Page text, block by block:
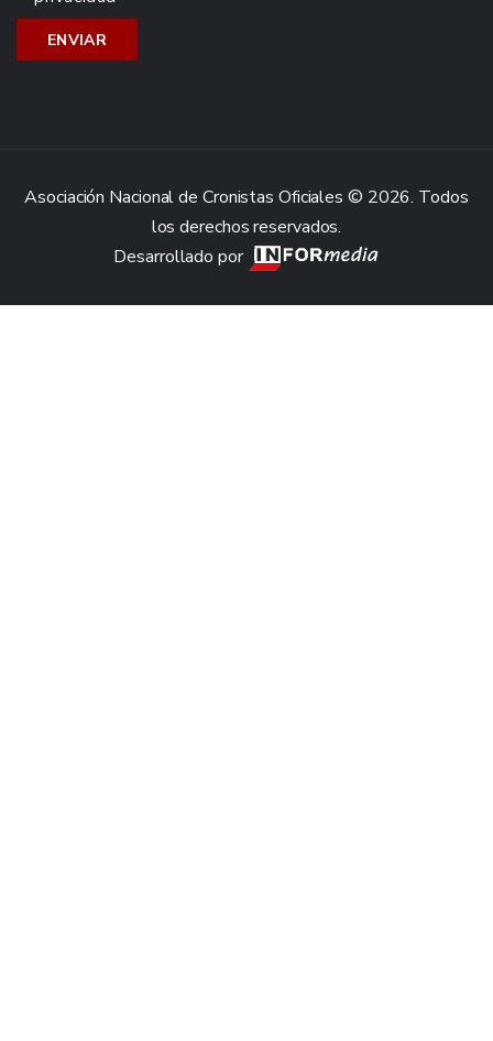
Asociación Nacional de Cronistas Oficiales © 2026. Todos
los derechos reservados.
Desarrollado por